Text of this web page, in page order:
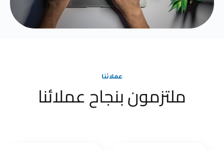
عملائنا
ملتزمون بنجاح عملائنا